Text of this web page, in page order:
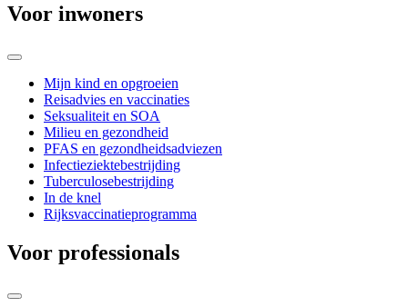
Voor inwoners
Mijn kind en opgroeien
Reisadvies en vaccinaties
Seksualiteit en SOA
Milieu en gezondheid
PFAS en gezondheidsadviezen
Infectieziektebestrijding
Tuberculosebestrijding
In de knel
Rijksvaccinatieprogramma
Voor professionals